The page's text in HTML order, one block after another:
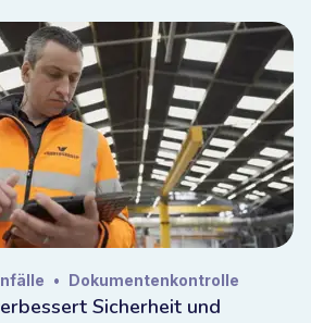
• Dokumentenkontrolle
Sicherheit und